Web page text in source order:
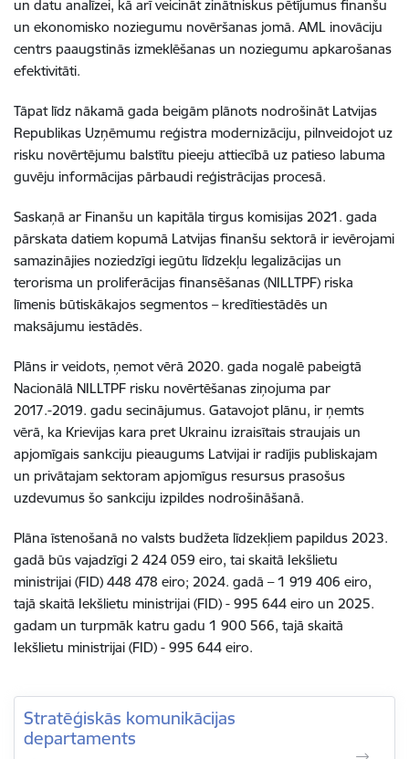
un datu analīzei, kā arī veicināt zinātniskus pētījumus finanšu
un ekonomisko noziegumu novēršanas jomā. AML inovāciju
centrs paaugstinās izmeklēšanas un noziegumu apkarošanas
efektivitāti.
Tāpat līdz nākamā gada beigām plānots nodrošināt Latvijas
Republikas Uzņēmumu reģistra modernizāciju, pilnveidojot uz
risku novērtējumu balstītu pieeju attiecībā uz patieso labuma
guvēju informācijas pārbaudi reģistrācijas procesā.
Saskaņā ar Finanšu un kapitāla tirgus komisijas 2021. gada
pārskata datiem kopumā Latvijas finanšu sektorā ir ievērojami
samazinājies noziedzīgi iegūtu līdzekļu legalizācijas un
terorisma un proliferācijas finansēšanas (NILLTPF) riska
līmenis būtiskākajos segmentos – kredītiestādēs un
maksājumu iestādēs.
Plāns ir veidots, ņemot vērā 2020. gada nogalē pabeigtā
Nacionālā NILLTPF risku novērtēšanas ziņojuma par
2017.-2019. gadu secinājumus. Gatavojot plānu, ir ņemts
vērā, ka Krievijas kara pret Ukrainu izraisītais straujais un
apjomīgais sankciju pieaugums Latvijai ir radījis publiskajam
un privātajam sektoram apjomīgus resursus prasošus
uzdevumus šo sankciju izpildes nodrošināšanā.
Plāna īstenošanā no valsts budžeta līdzekļiem papildus 2023.
gadā būs vajadzīgi 2 424 059 eiro, tai skaitā Iekšlietu
ministrijai (FID) 448 478 eiro; 2024. gadā – 1 919 406 eiro,
tajā skaitā Iekšlietu ministrijai (FID) - 995 644 eiro un 2025.
gadam un turpmāk katru gadu 1 900 566, tajā skaitā
Iekšlietu ministrijai (FID) - 995 644 eiro.
Stratēģiskās komunikācijas
departaments